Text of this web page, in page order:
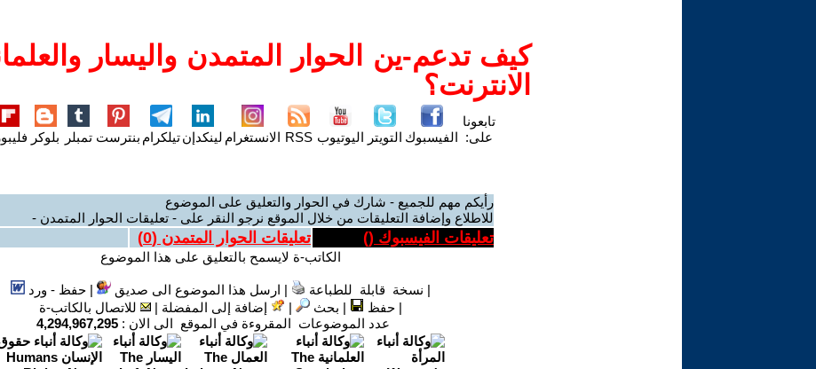
كيف تدعم-ين الحوار المتمدن واليسار
الانترنت؟
تابعونا
على: الفيسبوك التويتر اليوتيوب RSS الانستغرام لينكدإنتيلكرام بنترست تمبلر بلوكر
رأيكم مهم للجميع - شارك في الحوار والتعليق على الموضوع
للاطلاع وإضافة التعليقات من خلال الموقع نرجو النقر على - تعليقات الحوار المتمدن -
تعليقات الفيسبوك () تعليقات الحوار المتمدن (0
)
الكاتب-ة لايسمح بالتعليق على هذا الموضوع
| نسخة قابلة للطباعة | ارسل هذا الموضوع الى صديق |حفظ - ورد
|حفظ | بحث | إضافة إلى المفضلة |
للاتصال بالكاتب-ة
عدد الموضوعات المقروءة في الموقع الى الان : 4,294,967,295